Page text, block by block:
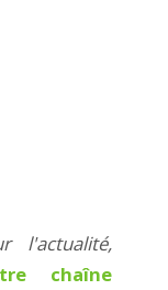
l'actualité,
chaîne